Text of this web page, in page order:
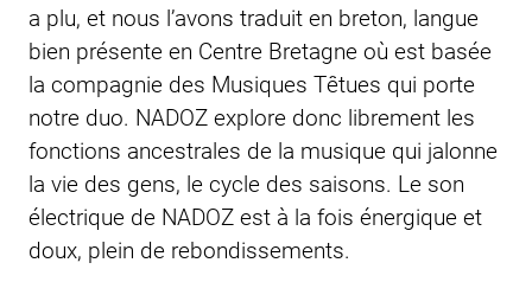
a plu, et nous l’avons traduit en breton, langue
bien présente en Centre Bretagne où est basée
la compagnie des Musiques Têtues qui porte
notre duo. NADOZ explore donc librement les
fonctions ancestrales de la musique qui jalonne
la vie des gens, le cycle des saisons. Le son
électrique de NADOZ est à la fois énergique et
doux, plein de rebondissements.